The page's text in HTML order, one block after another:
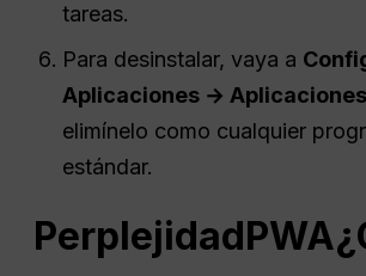
tareas.
Para desinstalar, vaya a
Aplicaciones →
elimínelo como cualquier
estándar.
PerplejidadPWA